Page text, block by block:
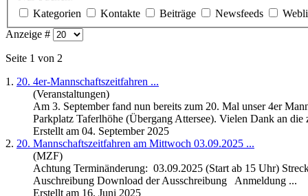
Kategorien
Kontakte Beiträge Newsfeeds
Anzeige #
Seite 1 von 2
1. 20. 4er-Mannschaftszeitfahren ...
(Veranstaltungen)
Am 3. September fand nun bereits zum 20. Mal unser 4er
Parkplatz Taferlhöhe (Übergang Attersee). Vielen Dank an die
Erstellt am 04. September 2025
2. 20. Mannschaftszeitfahren am Mittwoch 03.09.2025 ...
(MZF)
Achtung Terminänderung: 03.09.2025 (Start ab 15 Uhr)
Auschreibung Download der Ausschreibung Anmeldung ...
Erstellt am 16. Juni 2025